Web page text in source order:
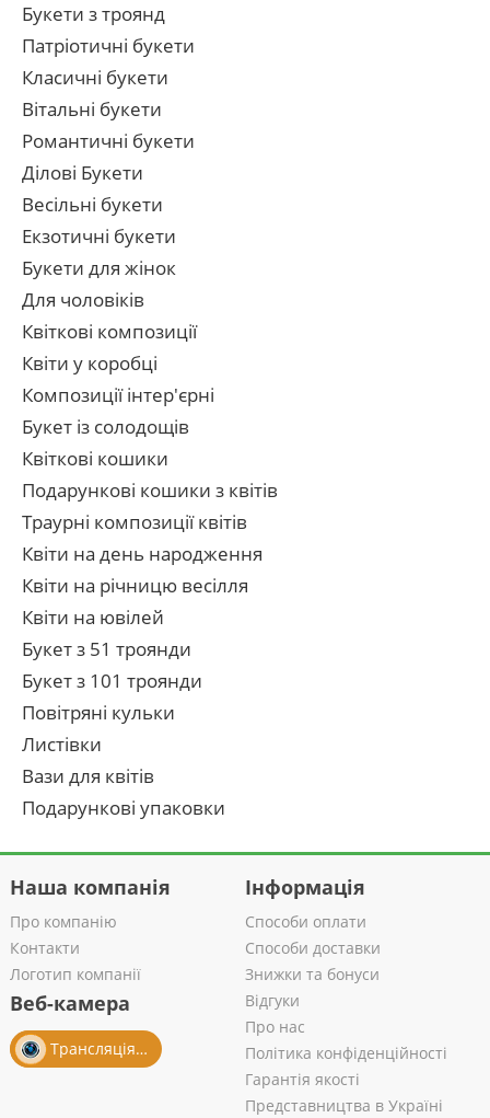
Букети з троянд
Патріотичні букети
Класичні букети
Вітальні букети
Романтичні букети
Ділові Букети
Весільні букети
Екзотичні букети
Букети для жінок
Для чоловіків
Квіткові композиції
Квіти у коробці
Композиції інтер'єрні
Букет із солодощів
Квіткові кошики
Подарункові кошики з квітів
Траурні композиції квітів
Квіти на день народження
Квіти на річницю весілля
Квіти на ювілей
Букет з 51 троянди
Букет з 101 троянди
Повітряні кульки
Листівки
Вази для квітів
Подарункові упаковки
Наша компанія
Про компанію
Контакти
Логотип компанії
Веб-камера
Трансляція із салону
Інформація
Способи оплати
Способи доставки
Знижки та бонуси
Відгуки
Про нас
Політика конфіденційності
Гарантія якості
Представництва в Україні